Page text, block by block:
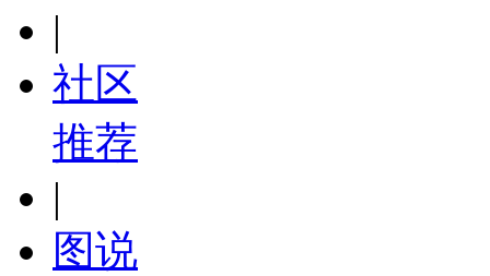
|
社区
推荐
|
图说